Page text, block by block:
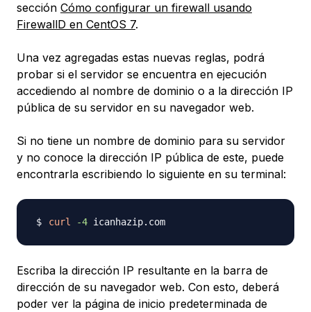
sección Cómo configurar un firewall usando
FirewallD en CentOS 7.
Una vez agregadas estas nuevas reglas, podrá
probar si el servidor se encuentra en ejecución
accediendo al nombre de dominio o a la dirección IP
pública de su servidor en su navegador web.
Si no tiene un nombre de dominio para su servidor
y no conoce la dirección IP pública de este, puede
encontrarla escribiendo lo siguiente en su terminal:
curl -4
Escriba la dirección IP resultante en la barra de
dirección de su navegador web. Con esto, deberá
poder ver la página de inicio predeterminada de